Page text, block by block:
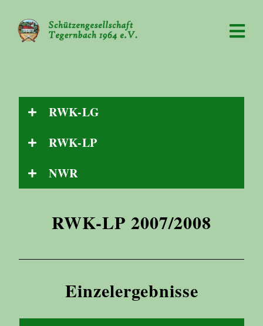
RWK-LG
RWK-LP
NWR
RWK-LP 2007/2008
Einzelergebnisse